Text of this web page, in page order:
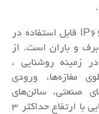
این محصولات با دارا بودن استاندارد IP66 قابل استفاده در
و باران است. از
زمینه روشنایی ،
مغازه‌ها، ورودی
صنعتی، سالن‌های
ورزشی و همچنین پایه چراغ های روشنایی با ارتفاع حداکثر 3